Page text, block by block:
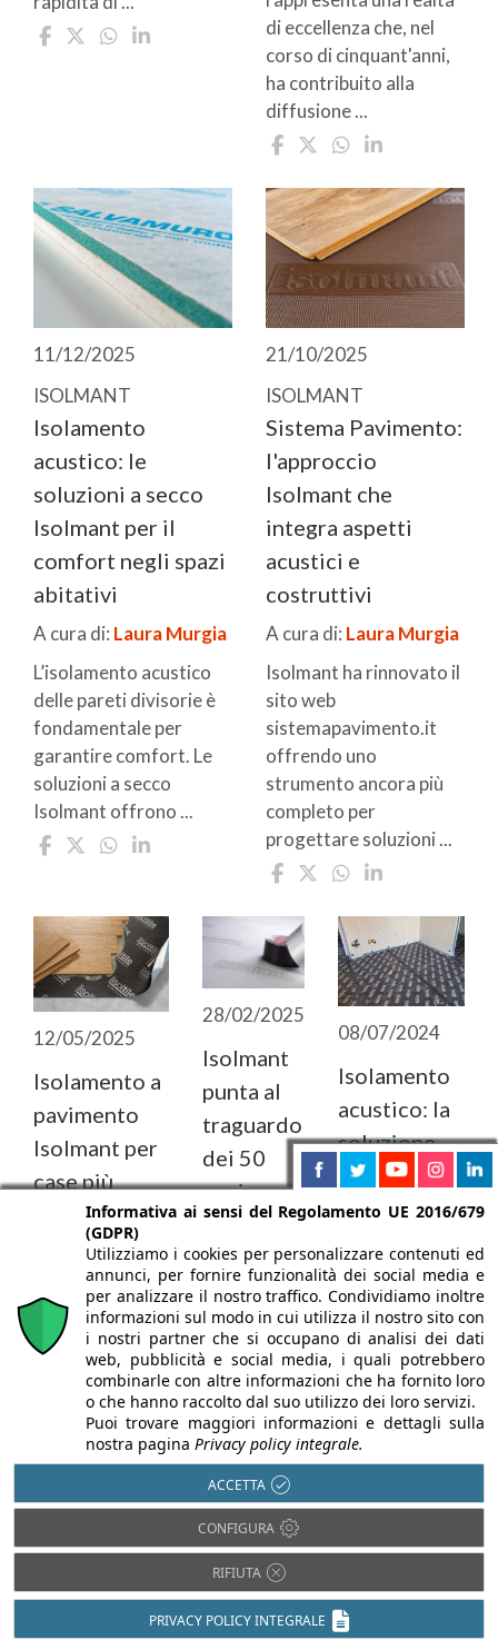
di eccellenza che, nel
corso di cinquant'anni,
ha contribuito alla
diffusione ...
11/12/2025
ISOLMANT
Isolamento
acustico: le
soluzioni a secco
Isolmant per il
comfort negli spazi
abitativi
A cura di: Laura Murgia
L’isolamento acustico
delle pareti divisorie è
fondamentale per
garantire comfort. Le
soluzioni a secco
Isolmant offrono ...
21/10/2025
ISOLMANT
Sistema Pavimento:
l'approccio
Isolmant che
integra aspetti
acustici e
costruttivi
A cura di: Laura Murgia
Isolmant ha rinnovato il
sito web
sistemapavimento.it
offrendo uno
strumento ancora più
completo per
progettare soluzioni ...
12/05/2025
Isolamento a
pavimento
Isolmant per
case più
confortevoli
e silenziose
A cura di:Laura
Murgia
Isolmant
introduce una
gamma per
l’isolamento
sonoro
alcuni dei
comuni, come ...
28/02/2025
Isolmant
punta al
traguardo
dei 50
anni con
successi e
nuovi
obiettivi
A cura di:
Laura
Murgia
Isolmant
chiude il
2024 con
risultati
oltre le
aspettative,
entra nel
2025 con
08/07/2024
Isolamento
acustico: la
soluzione
contro il
rumore
all'interno
delle
abitazioni
A cura di:
Laura Murgia
Le soluzioni
Isolmant sono
state
protagoniste
riqualificazione
palazzina a
Gravedona,
Informativa ai sensi del Regolamento UE 2016/679
(GDPR)
Utilizziamo i cookies per personalizzare contenuti ed
annunci, per fornire funzionalità dei social media e
per analizzare il nostro traffico. Condividiamo inoltre
informazioni sul modo in cui utilizza il nostro sito con
i nostri partner che si occupano di analisi dei dati
web, pubblicità e social media, i quali potrebbero
combinarle con altre informazioni che ha fornito loro
o che hanno raccolto dal suo utilizzo dei loro servizi.
Puoi trovare maggiori informazioni e dettagli sulla
nostra pagina Privacy policy integrale.
ACCETTA
CONFIGURA
RIFIUTA
PRIVACY POLICY INTEGRALE